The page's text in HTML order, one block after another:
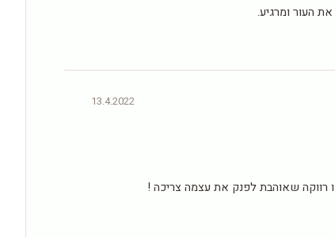
העור ומרגיע.
13.4.2022
רווקה שאוהבת לפנק את עצמה צריכה !